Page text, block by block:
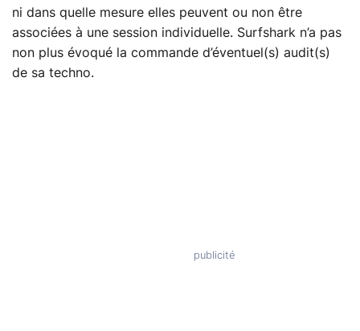
ni dans quelle mesure elles peuvent ou non être
associées à une session individuelle. Surfshark n’a pas
non plus évoqué la commande d’éventuel(s) audit(s)
de sa techno.